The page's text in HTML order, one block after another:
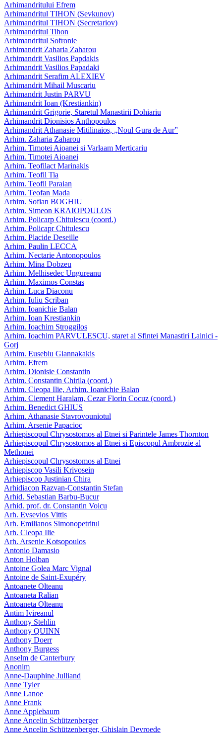
Arhimandritului Efrem
Arhimandritul TIHON (Sevkunov)
Arhimandritul TIHON (Secretariov)
Arhimandritul Tihon
Arhimandritul Sofronie
Arhimandrit Zaharia Zaharou
Arhimandrit Vasilios Papdakis
Arhimandrit Vasilios Papadaki
Arhimandrit Serafim ALEXIEV
Arhimandrit Mihail Muscariu
Arhimandrit Justin PARVU
Arhimandrit Ioan (Krestiankin)
Arhimandrit Grigorie, Staretul Manastirii Dohiariu
Arhimandrit Dionisios Anthopoulos
Arhimandrit Athanasie Mitilinaios, „Noul Gura de Aur”
Arhim. Zaharia Zaharou
Arhim. Timotei Aioanei si Varlaam Merticariu
Arhim. Timotei Aioanei
Arhim. Teofilact Marinakis
Arhim. Teofil Tia
Arhim. Teofil Paraian
Arhim. Teofan Mada
Arhim. Sofian BOGHIU
Arhim. Simeon KRAIOPOULOS
Arhim. Policarp Chitulescu (coord.)
Arhim. Policapr Chitulescu
Arhim. Placide Deseille
Arhim. Paulin LECCA
Arhim. Nectarie Antonopoulos
Arhim. Mina Dobzeu
Arhim. Melhisedec Ungureanu
Arhim. Maximos Constas
Arhim. Luca Diaconu
Arhim. Iuliu Scriban
Arhim. Ioanichie Balan
Arhim. Ioan Krestiankin
Arhim. Ioachim Stroggilos
Arhim. Ioachim PARVULESCU, staret al Sfintei Manastiri Lainici -
Gorj
Arhim. Eusebiu Giannakakis
Arhim. Efrem
Arhim. Dionisie Constantin
Arhim. Constantin Chirila (coord.)
Arhim. Cleopa Ilie, Arhim. Ioanichie Balan
Arhim. Clement Haralam, Cezar Florin Cocuz (coord.)
Arhim. Benedict GHIUS
Arhim. Athanasie Stavrovouniotul
Arhim. Arsenie Papacioc
Arhiepiscopul Chrysostomos al Etnei si Parintele James Thornton
Arhiepiscopul Chrysostomos al Etnei si Episcopul Ambrozie al
Methonei
Arhiepiscopul Chrysostomos al Etnei
Arhiepiscop Vasili Krivosein
Arhiepiscop Justinian Chira
Arhidiacon Razvan-Constantin Stefan
Arhid. Sebastian Barbu-Bucur
Arhid. prof. dr. Constantin Voicu
Arh. Evsevios Vittis
Arh. Emilianos Simonopetritul
Arh. Cleopa Ilie
Arh. Arsenie Kotsopoulos
Antonio Damasio
Anton Holban
Antoine Golea Marc Vignal
Antoine de Saint-Exupéry
Antoanete Olteanu
Antoaneta Ralian
Antoaneta Olteanu
Antim Ivireanul
Anthony Stehlin
Anthony QUINN
Anthony Doerr
Anthony Burgess
Anselm de Canterbury
Anonim
Anne-Dauphine Julliand
Anne Tyler
Anne Lanoe
Anne Frank
Anne Applebaum
Anne Ancelin Schützenberger
Anne Ancelin Schützenberger, Ghislain Devroede